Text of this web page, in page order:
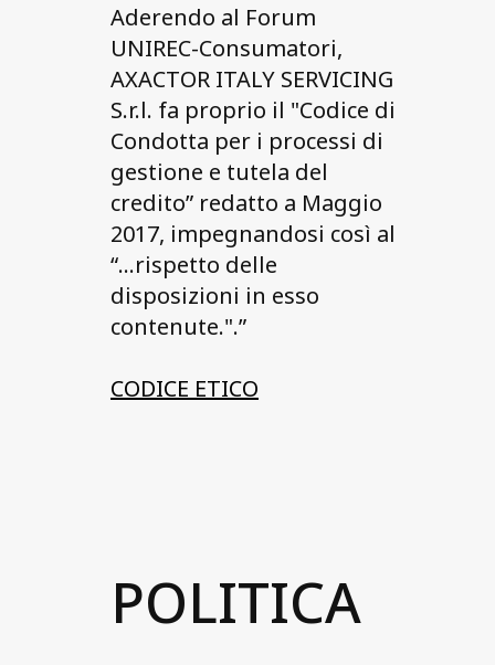
Aderendo al Forum
UNIREC-Consumatori,
AXACTOR ITALY SERVICING
S.r.l. fa proprio il "Codice di
Condotta per i processi di
gestione e tutela del
credito” redatto a Maggio
2017, impegnandosi così al
“…rispetto delle
disposizioni in esso
contenute.".”
CODICE ETICO
POLITICA